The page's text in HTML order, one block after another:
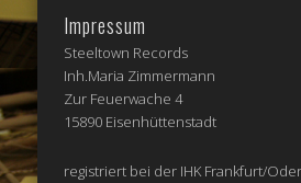
Impressum
Steeltown Records
Inh.Maria Zimmermann
Zur Feuerwache 4
15890 Eisenhüttenstadt
registriert bei der IHK Frankfurt/Oder